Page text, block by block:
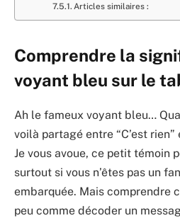
Articles similaires :
Comprendre la
voyant bleu sur le
Ah le fameux voyant bleu…
voilà partagé entre “C’est rien”
Je vous avoue, ce petit témoin
surtout si vous n’êtes pas un
embarquée. Mais comprendre
peu comme décoder un